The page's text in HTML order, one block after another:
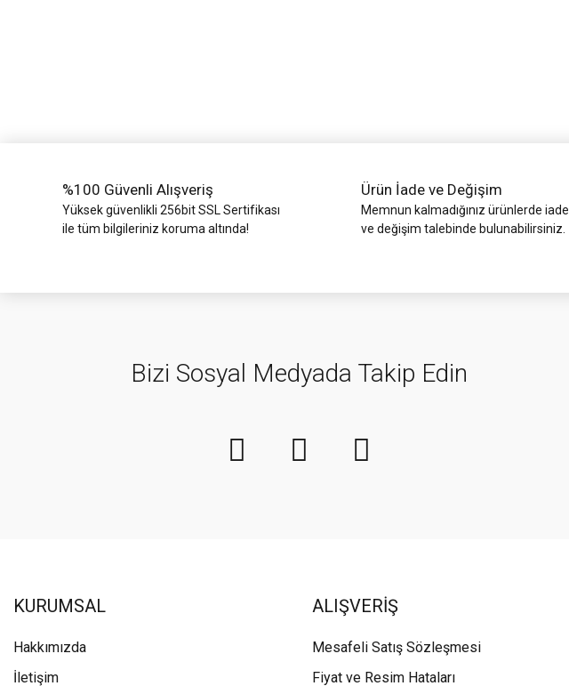
%100 Güvenli Alışveriş
Yüksek güvenlikli 256bit SSL Sertifikası
ile tüm bilgileriniz koruma altında!
Ürün İade ve Değişim
Memnun kalmadığınız ürünlerde iade
ve değişim talebinde bulunabilirsiniz.
Bizi Sosyal Medyada Takip Edin
KURUMSAL
Hakkımızda
İletişim
ALIŞVERİŞ
Mesafeli Satış Sözleşmesi
Fiyat ve Resim Hataları